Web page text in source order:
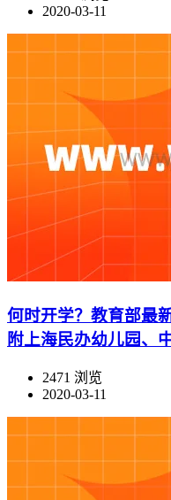
2020-03-11
何时开学？教育部最
附上海民办幼儿园、
2471 浏览
2020-03-11